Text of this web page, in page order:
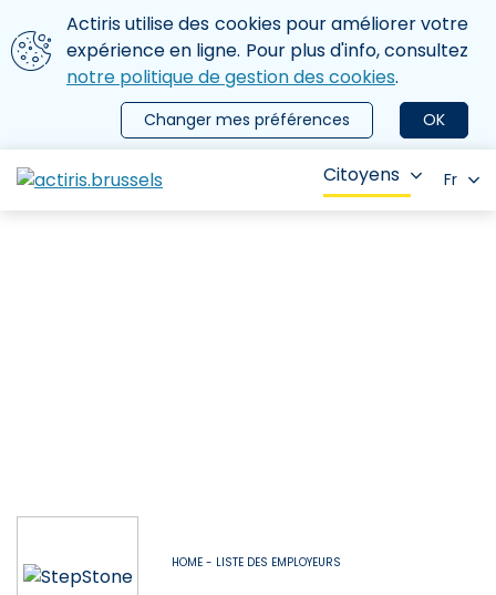
Aller au contenu principal
Nous utilisons des cookies
Actiris utilise des cookies pour améliorer votre
expérience en ligne. Pour plus d'info, consultez
notre politique de gestion des cookies.
OK
Changer mes préférences
le menu
Citoyens Fr
HOME - LISTE DES EMPLOYEURS